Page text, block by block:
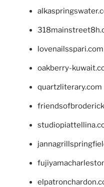
lovenailsspari.com
oakberry-
quartzliterary.com